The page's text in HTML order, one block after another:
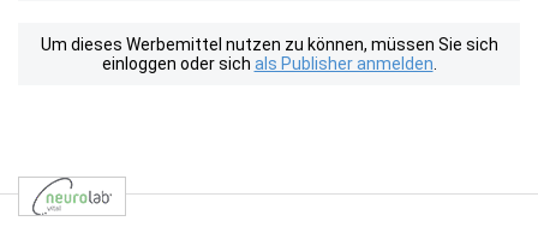
Um dieses Werbemittel nutzen zu können, müssen Sie sich
einloggen oder sich als Publisher anmelden